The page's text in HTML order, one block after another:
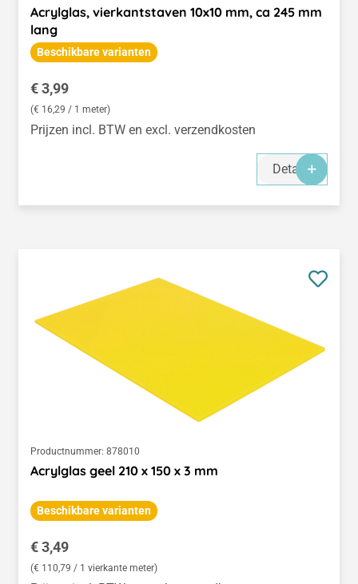
Acrylglas, vierkantstaven 10x10 mm, ca 245 mm
lang
Beschikbare varianten
Normale prijs:
€ 3,99
(€ 16,29 / 1 meter)
Prijzen incl. BTW en excl. verzendkosten
Details
Productnummer: 878010
Acrylglas geel 210 x 150 x 3 mm
Beschikbare varianten
Normale prijs:
€ 3,49
(€ 110,79 / 1 vierkante meter)